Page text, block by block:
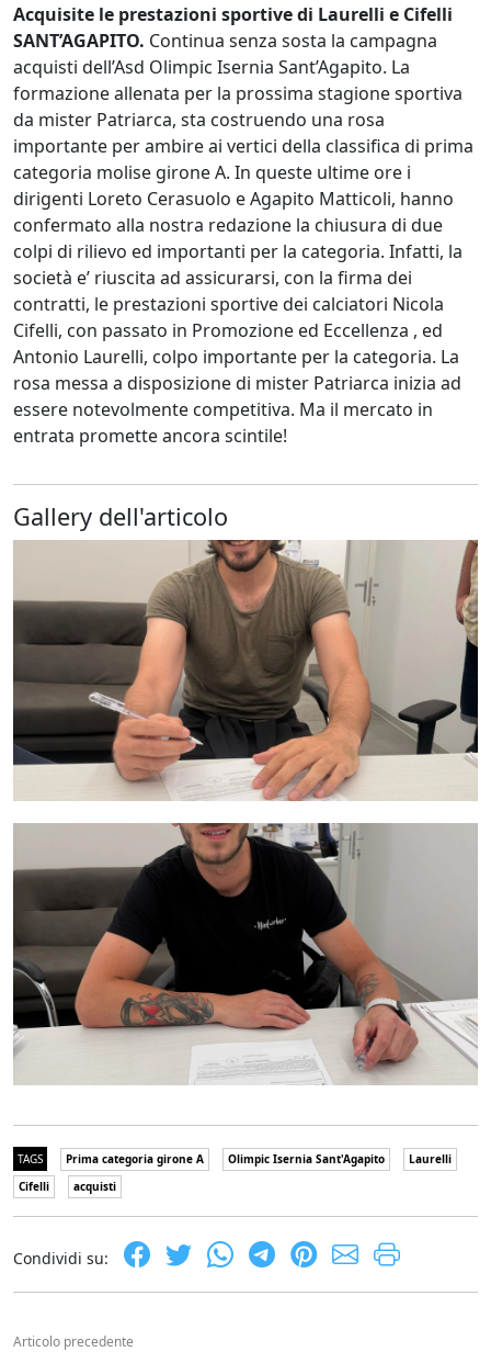
Acquisite le prestazioni sportive di Laurelli e Cifelli
SANT’AGAPITO. Continua senza sosta la campagna
acquisti dell’Asd Olimpic Isernia Sant’Agapito. La
formazione allenata per la prossima stagione sportiva
da mister Patriarca, sta costruendo una rosa
importante per ambire ai vertici della classifica di prima
categoria molise girone A. In queste ultime ore i
dirigenti Loreto Cerasuolo e Agapito Matticoli, hanno
confermato alla nostra redazione la chiusura di due
colpi di rilievo ed importanti per la categoria. Infatti, la
società e’ riuscita ad assicurarsi, con la firma dei
contratti, le prestazioni sportive dei calciatori Nicola
Cifelli, con passato in Promozione ed Eccellenza , ed
Antonio Laurelli, colpo importante per la categoria. La
rosa messa a disposizione di mister Patriarca inizia ad
essere notevolmente competitiva. Ma il mercato in
entrata promette ancora scintile!
Gallery dell'articolo
TAGS Prima categoria girone A Olimpic Isernia Sant'Agapito
Laurelli
Cifelli
acquisti
Condividi su:
Articolo precedente